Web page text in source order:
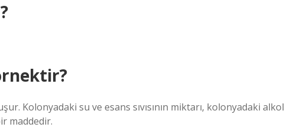
Kolonyadaki su ve esans sıvısının miktarı, kolonyadaki alkol
maddedir.